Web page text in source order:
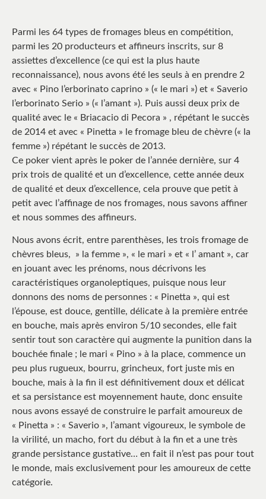
Parmi les 64 types de fromages bleus en compétition,
parmi les 20 producteurs et affineurs inscrits, sur 8
assiettes d’excellence (ce qui est la plus haute
reconnaissance), nous avons été les seuls à en prendre 2
avec « Pino l’erborinato caprino » (« le mari ») et « Saverio
l’erborinato Serio » (« l’amant »). Puis aussi deux prix de
qualité avec le « Briacacio di Pecora » , répétant le succès
de 2014 et avec « Pinetta » le fromage bleu de chèvre (« la
femme ») répétant le succès de 2013.
Ce poker vient après le poker de l’année dernière, sur 4
prix trois de qualité et un d’excellence, cette année deux
de qualité et deux d’excellence, cela prouve que petit à
petit avec l’affinage de nos fromages, nous savons affiner
et nous sommes des affineurs.
Nous avons écrit, entre parenthèses, les trois fromage de
chèvres bleus, » la femme », « le mari » et « l’ amant », car
en jouant avec les prénoms, nous décrivons les
caractéristiques organoleptiques, puisque nous leur
donnons des noms de personnes : « Pinetta », qui est
l’épouse, est douce, gentille, délicate à la première entrée
en bouche, mais après environ 5/10 secondes, elle fait
sentir tout son caractère qui augmente la punition dans la
bouchée finale ; le mari « Pino » à la place, commence un
peu plus rugueux, bourru, grincheux, fort juste mis en
bouche, mais à la fin il est définitivement doux et délicat
et sa persistance est moyennement haute, donc ensuite
nous avons essayé de construire le parfait amoureux de
« Pinetta » : « Saverio », l’amant vigoureux, le symbole de
la virilité, un macho, fort du début à la fin et a une très
grande persistance gustative… en fait il n’est pas pour tout
le monde, mais exclusivement pour les amoureux de cette
catégorie.